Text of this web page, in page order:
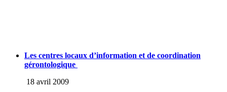
Les centres locaux d’information et de coordination
gérontologique
18 avril 2009